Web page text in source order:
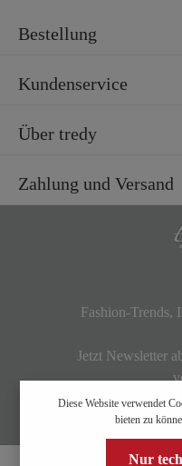
Bestellung
Kundenservice
Über tredy
Zahlung und Versand
Fashion-Trends,
Jetzt Newsletter
Diese Website verwendet
bieten zu
Nur